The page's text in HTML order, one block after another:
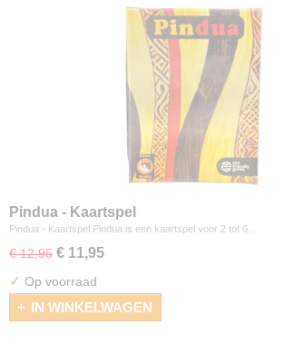
Pindua - Kaartspel
Pindua - Kaartspel Pindua is een kaartspel voor 2 tot 6…
€ 12,95 € 11,95
✓ Op voorraad
IN WINKELWAGEN